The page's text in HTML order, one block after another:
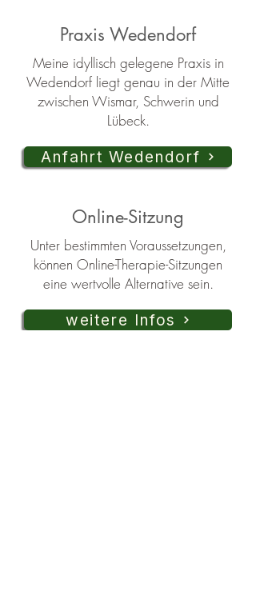
Praxis Wedendorf
Meine idyllisch gelegene Praxis in
Wedendorf liegt genau in der Mitte
zwischen Wismar, Schwerin und
Lübeck.
Anfahrt Wedendorf
Online-Sitzung
Unter bestimmten Voraussetzungen,
können Online-Therapie-Sitzungen
eine wertvolle Alternative sein.
weitere Infos